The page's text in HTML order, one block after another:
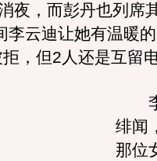
夜，而彭丹也列席
李云迪让她有温暖
，但2人还是互留
李
绯闻
那位